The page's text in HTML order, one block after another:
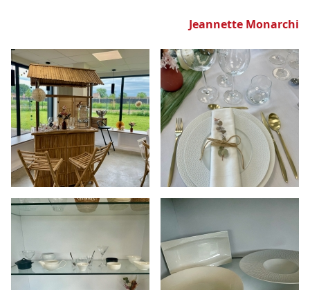
Jeannette Monarchi